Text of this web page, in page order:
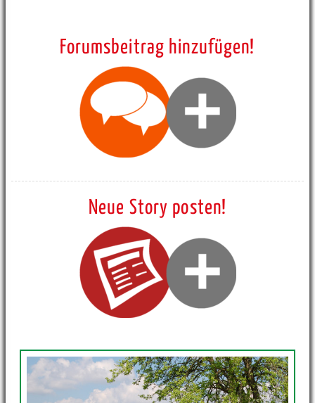
Forumsbeitrag hinzufügen!
Neue Story posten!